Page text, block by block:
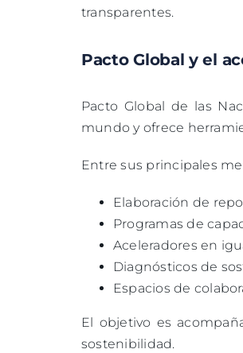
transparentes.
Pacto Global y el
Pacto Global de las
mundo y ofrece
Entre sus principales
Elaboración de
Programas de
Aceleradores en
Diagnósticos de
Espacios de
El objetivo es
sostenibilidad.